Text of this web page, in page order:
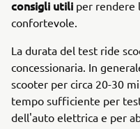
consigli utili per rendere
confortevole.
La durata del test ride
concessionaria. In
scooter per circa 20-30
tempo sufficiente per
dell'auto elettrica e per